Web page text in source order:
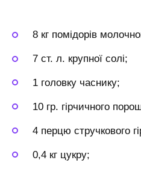
8 кг помідорів
7 ст. л. крупної солі;
1 головку часнику;
10 гр. гірчичного
4 перцю стручкового
0,4 кг цукру;